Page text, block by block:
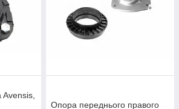
Опора переднього правого